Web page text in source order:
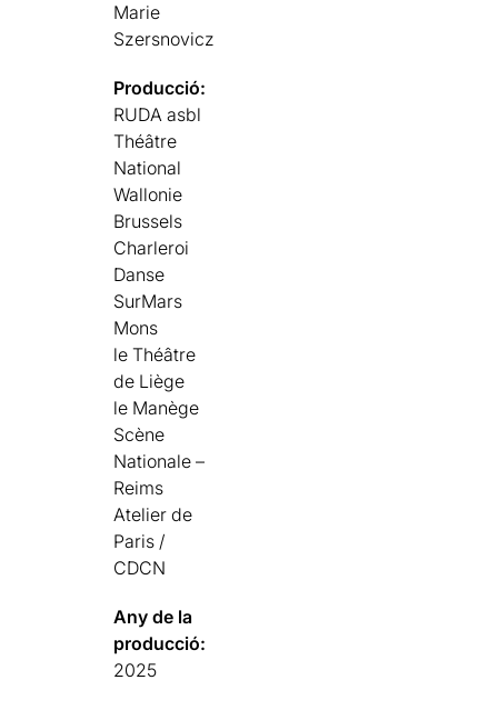
Marie
Szersnovicz
Producció:
RUDA asbl
Théâtre
National
Wallonie
Brussels
Charleroi
Danse
SurMars
Mons
le Théâtre
de Liège
le Manège
Scène
Nationale –
Reims
Atelier de
Paris /
CDCN
Any de la
producció:
2025